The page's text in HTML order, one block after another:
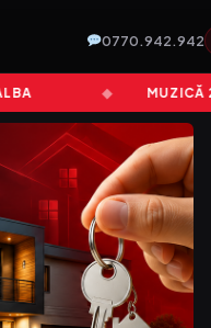
0770.942.942
MUZICĂ 24/7